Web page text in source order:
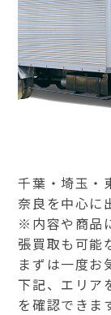
千葉・埼玉・
奈良を中心に
※内容や商品
張買取も可能
まずは一度お
下記、エリア
を確認できま